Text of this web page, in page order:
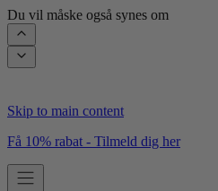
Du vil måske også synes om
Skip to main content
Få 10% rabat - Tilmeld dig her